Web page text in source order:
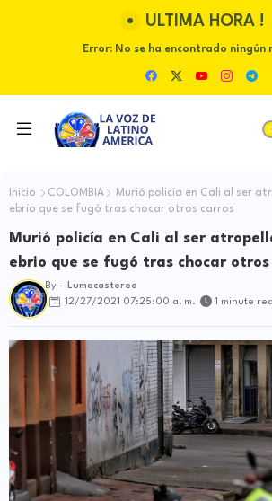
ULTIMA HORA !
Error:No se ha encontrado ningún
Inicio COLOMBIA
Murió policía en Cali al ser
ebrio que se fugó tras chocar otros carros
Murió policía en Cali al ser
ebrio que se fugó tras chocar otros
By -
Lumacastereo
12/27/2021 07:25:00 a. m.
1 minute